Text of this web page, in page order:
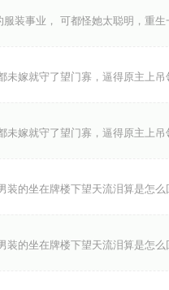
装事业， 可都怪她太聪明，重生
嫁就守了望门寡，逼得原主上吊
嫁就守了望门寡，逼得原主上吊
的坐在牌楼下望天流泪算是
的坐在牌楼下望天流泪算是